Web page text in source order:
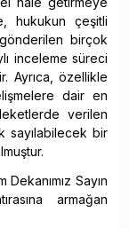
hukukun çeşitli
gönderilen birçok
inceleme süreci
Ayrıca, özellikle
dair en
verilen
sayılabilecek bir
Dekanımız Sayın
armağan